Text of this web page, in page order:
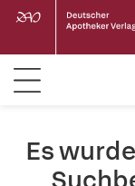
Es